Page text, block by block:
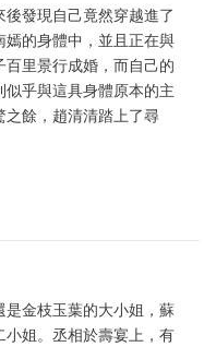
發現自己竟然穿越進了
的身體中，並且正在與
里景行成婚，而自己的
乎與這具身體原本的主
之餘，趙清清踏上了尋
金枝玉葉的大小姐，蘇
姐。丞相於壽宴上，有